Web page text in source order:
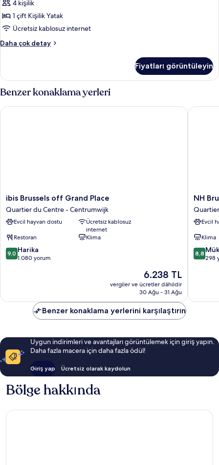
hakkında
daha
fazla
detay
Çift
Kişilik
Yatak
(Designed
için
fotoğrafları
görün
4 kişilik
1 çift Kişilik Yatak
Ücretsiz kablosuz internet
Daha çok detay
Süit,
Yatak
(Designed
by
Inno)
hakkında
Fiyatları görüntüleyin
Benzer konaklama yerleri
ibis
Brussels
off
Grand
Quartier
du
Centre
ibis Brussels off Grand Place
Quartier du Centre - Centrumwijk
Evcil hayvan dostu
Ücretsiz kablosuz
internet
Restoran
Klima
10
üzerinden
9,0 Harika
1.080 yorum
Güncel
fiyat:
6.238 TL
6.238 TL
vergiler ve ücretler dâhildir
30 Ağu - 31 Ağu
ibis Brussels off Grand Place
NH
Brussels
de
Quartier
du
Centre
NH
Evcil
Klima
10
8,8
298
NH
Benzer konaklama yerlerini karşılaştırın
Uygun indirimleri ve avantajları görüntülemek için giriş yapın.
Daha fazla macera için daha fazla ödül!
Giriş yap Ücretsiz olarak kaydolun
Bölge hakkında